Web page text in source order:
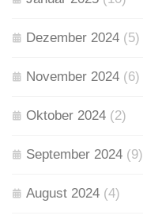
Dezember 2024 (5)
November 2024 (6)
Oktober 2024 (2)
September 2024 (9)
August 2024 (4)